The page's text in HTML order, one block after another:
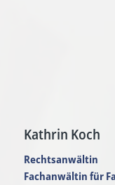
Kathrin Koch
Rechtsanwältin
Fachanwältin für